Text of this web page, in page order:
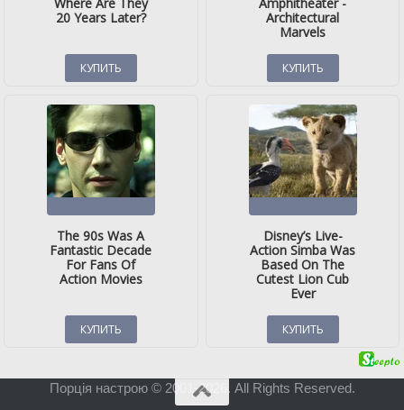
Порція настрою © 2001-2026. All Rights Reserved.